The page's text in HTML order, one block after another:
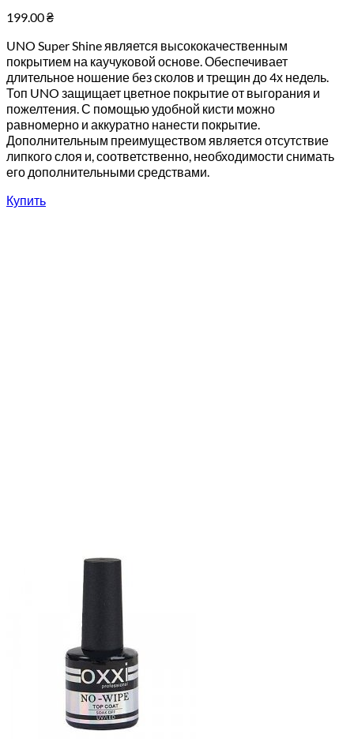
199.00₴
UNO Super Shine является высококачественным
покрытием на каучуковой основе. Обеспечивает
длительное ношение без сколов и трещин до 4х недель.
Топ UNO защищает цветное покрытие от выгорания и
пожелтения. С помощью удобной кисти можно
равномерно и аккуратно нанести покрытие.
Дополнительным преимуществом является отсутствие
липкого слоя и, соответственно, необходимости снимать
его дополнительными средствами.
Купить